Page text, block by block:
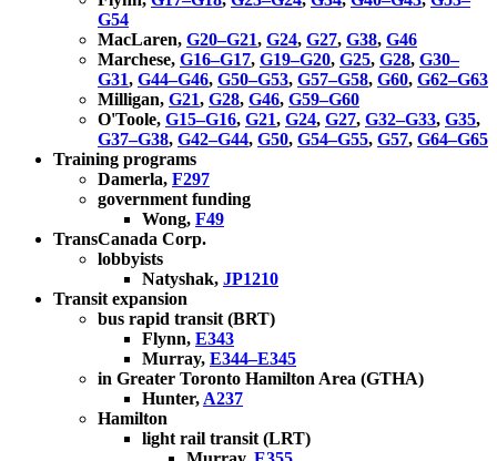
G54
MacLaren, G20–G21, G24, G27, G38, G46
Marchese, G16–G17, G19–G20, G25, G28, G30–
G31, G44–G46, G50–G53, G57–G58, G60, G62–G63
Milligan, G21, G28, G46, G59–G60
O'Toole, G15–G16, G21, G24, G27, G32–G33, G35,
G37–G38, G42–G44, G50, G54–G55, G57, G64–G65
Training programs
Damerla, F297
government funding
Wong, F49
TransCanada Corp.
lobbyists
Natyshak, JP1210
Transit expansion
bus rapid transit (BRT)
Flynn, E343
Murray, E344–E345
in Greater Toronto Hamilton Area (GTHA)
Hunter, A237
Hamilton
light rail transit (LRT)